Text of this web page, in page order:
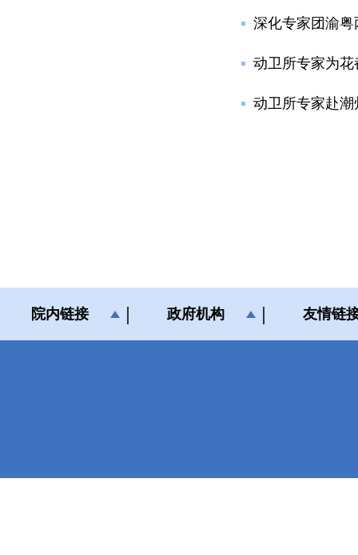
深化专家团渝
动卫所专家为
动卫所专家赴
院内链接 政府机构 友情链